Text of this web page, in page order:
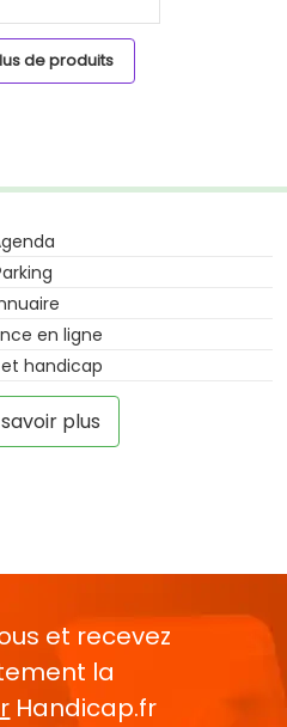
de produits
en ligne
handicap
plus
et recevez
la
Handicap.fr